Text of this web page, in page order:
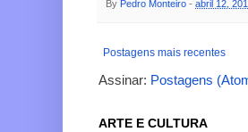
By Pedro Monteiro - abril 12,
Postagens mais recentes
Assinar: Postagens
ARTE E CULTURA